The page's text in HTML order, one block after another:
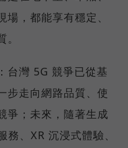
，都能享有穩定、
台灣 5G 競爭已從基
步走向網路品質、使
爭；未來，隨著生成
、XR 沉浸式體驗、